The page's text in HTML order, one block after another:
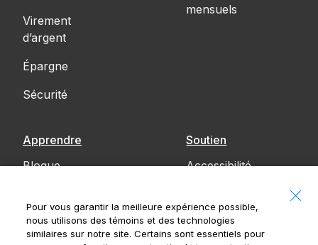
Virement
d’argent
Épargne
Sécurité
mensuels
Apprendre
Blogue
Soutien
Accessibilité
avec nous
Avis
Pour vous garantir la meilleure expérience possible,
nous utilisons des témoins et des technologies
similaires sur notre site. Certains sont essentiels pour